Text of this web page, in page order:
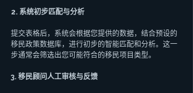
2. 系统初步匹配与分析
提交表格后，系统会根据您提供的数据，结合预设的
移民政策数据库，进行初步的智能匹配和分析。这一
步通常会筛选出您可能符合的移民项目类型。
3. 移民顾问人工审核与反馈